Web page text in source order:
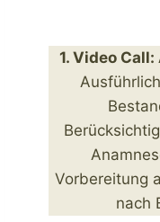
1. Video
Vorbereitung
nach